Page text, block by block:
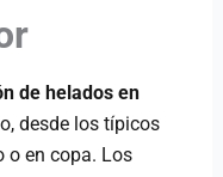
de helados en
desde los típicos
o en copa. Los